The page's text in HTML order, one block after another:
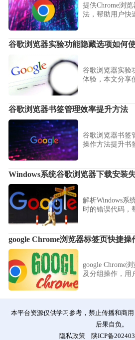
提供Chrome浏
法，帮助用户快
谷歌浏览器实验功能隐藏选项如何
谷歌浏览器实验
体验，本文分享
谷歌浏览器书签管理效率提升方法
谷歌浏览器书签
操作方法提升书
Windows系统谷歌浏览器下载安装
解析Windows系
时的错误代码，
google Chrome浏览器标签页快捷操
google Chrome
及分组操作，用
本平台资源仅供学习参考，禁止传播和商
后果自负。
隐私政策
陕ICP备